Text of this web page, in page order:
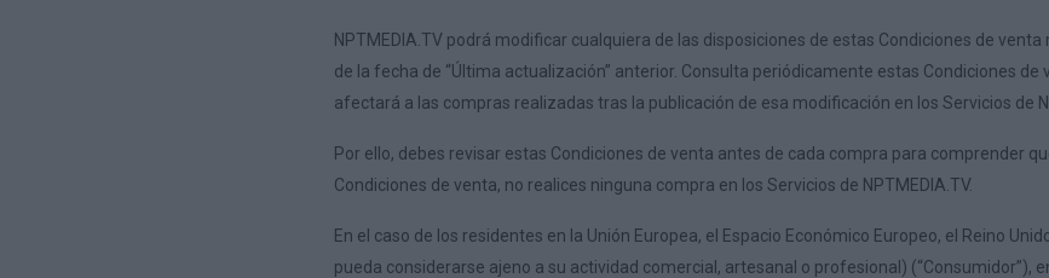
NPTMEDIA.TV podrá modificar cualquiera de las disposiciones de estas Condiciones de
de la fecha de “Última actualización” anterior. Consulta periódicamente estas Condiciones
afectará a las compras realizadas tras la publicación de esa modificación en los Servicios de
Por ello, debes revisar estas Condiciones de venta antes de cada compra para comprender
Condiciones de venta, no realices ninguna compra en los Servicios de NPTMEDIA.TV.
En el caso de los residentes en la Unión Europea, el Espacio Económico Europeo, el Reino
pueda considerarse ajeno a su actividad comercial, artesanal o profesional) (“Consumidor”),